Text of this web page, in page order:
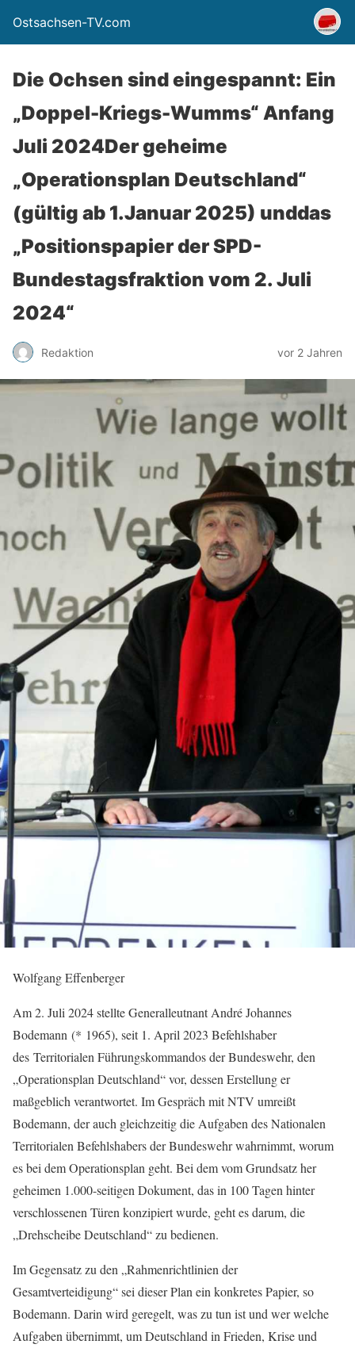
Ostsachsen-TV.com
Die Ochsen sind eingespannt: Ein
„Doppel-Kriegs-Wumms“ Anfang
Juli 2024Der geheime
„Operationsplan Deutschland“
(gültig ab 1.Januar 2025) unddas
„Positionspapier der SPD-
Bundestagsfraktion vom 2. Juli
2024“
Redaktion vor 2 Jahren
Wolfgang Effenberger
Am 2. Juli 2024 stellte Generalleutnant André Johannes
Bodemann (* 1965), seit 1. April 2023 Befehlshaber
des Territorialen Führungskommandos der Bundeswehr, den
„Operationsplan Deutschland“ vor, dessen Erstellung er
maßgeblich verantwortet. Im Gespräch mit NTV umreißt
Bodemann, der auch gleichzeitig die Aufgaben des Nationalen
Territorialen Befehlshabers der Bundeswehr wahrnimmt, worum
es bei dem Operationsplan geht. Bei dem vom Grundsatz her
geheimen 1.000-seitigen Dokument, das in 100 Tagen hinter
verschlossenen Türen konzipiert wurde, geht es darum, die
„Drehscheibe Deutschland“ zu bedienen.
Im Gegensatz zu den „Rahmenrichtlinien der
Gesamtverteidigung“ sei dieser Plan ein konkretes Papier, so
Bodemann. Darin wird geregelt, was zu tun ist und wer welche
Aufgaben übernimmt, um Deutschland in Frieden, Krise und